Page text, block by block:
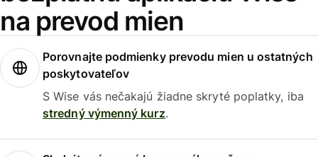
na prevod mien
Porovnajte podmienky prevodu mien u ostatných
poskytovateľov
S Wise vás nečakajú žiadne skryté poplatky, iba
stredný výmenný kurz.